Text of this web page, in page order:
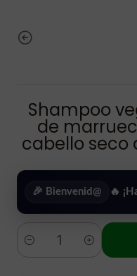
Shampoo
de
cabello seco
Bienvenid@ 🔥 ¡Hasta
Cantidad